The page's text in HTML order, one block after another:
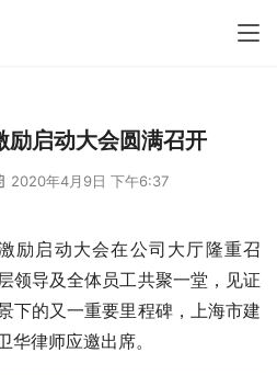
励启动大会圆满召开
2020年4月9日 下午6:37
励启动大会在公司大厅隆重召
领导及全体员工共聚一堂，见证
下的又一重要里程碑，上海市建
华律师应邀出席。